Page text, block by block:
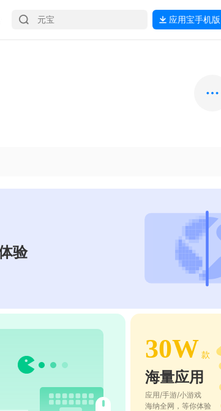
应用宝手机版
验
30W 款
海量应用
应用/手游/小游戏
海纳全网，等你体验